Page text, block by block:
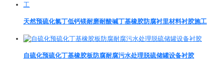
天然预硫化氯丁低钙镁耐磨耐酸碱丁基橡胶防腐衬里材料衬胶施工
自硫化预硫化丁基橡胶板防腐耐腐污水处理脱硫储罐设备衬胶